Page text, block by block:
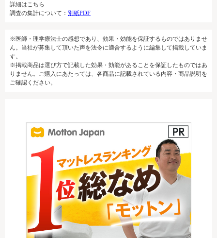
詳細はこちら
調査の集計について： 別紙PDF
※医師・理学療法士の感想であり、効果・効能を保証するものではありませ
ん。当社が募集して頂いた声を法令に適合するように編集して掲載していま
す。
※掲載商品は選び方で記載した効果・効能があることを保証したものではあ
りません。ご購入にあたっては、各商品に記載されている内容・商品説明を
ご確認ください。